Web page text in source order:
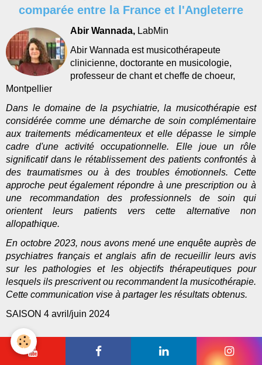
comparée entre la France et l'Angleterre
Abir Wannada, LabMin
Abir Wannada est musicothérapeute
clinicienne, doctorante en musicologie,
professeur de chant et cheffe de choeur,
Montpellier
Dans le domaine de la psychiatrie, la musicothérapie est
considérée comme une démarche de soin complémentaire
aux traitements médicamenteux et elle dépasse le simple
cadre d'une activité occupationnelle. Elle joue un rôle
significatif dans le rétablissement des patients confrontés à
des traumatismes ou à des troubles émotionnels. Cette
approche peut également répondre à une prescription ou à
une recommandation des professionnels de soin qui
orientent leurs patients vers cette alternative non
allopathique.
En octobre 2023, nous avons mené une enquête auprès de
psychiatres français et anglais afin de recueillir leurs avis
sur les pathologies et les objectifs thérapeutiques pour
lesquels ils prescrivent ou recommandent la musicothérapie.
Cette communication vise à partager les résultats obtenus.
SAISON 4 avril/juin 2024
Musique et médecine en France à la fin du